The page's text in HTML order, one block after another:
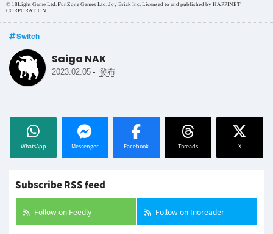
© 18Light Game Ltd. FunZone Games Ltd. Joy Brick Inc. Licensed to and published by HAPPINET
CORPORATION.
Switch
Saiga NAK
2023.02.05 - 發布
WhatsApp Messenger Facebook Threads X
Subscribe RSS feed
Follow on Feedly Follow on Inoreader